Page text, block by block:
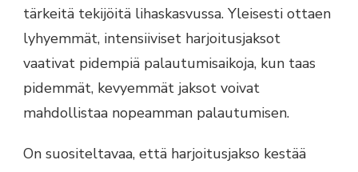
tärkeitä tekijöitä lihaskasvussa. Yleisesti ottaen
lyhyemmät, intensiiviset harjoitusjaksot
vaativat pidempiä palautumisaikoja, kun taas
pidemmät, kevyemmät jaksot voivat
mahdollistaa nopeamman palautumisen.
On suositeltavaa, että harjoitusjakso kestää